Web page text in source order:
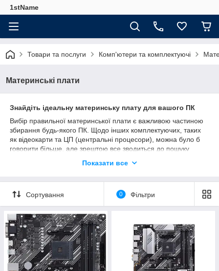
1stName
Товари та послуги Комп'ютери та комплектуючі
Материнські плати
Знайдіть ідеальну материнську плату для вашого ПК
Вибір правильної материнської плати є важливою частиною
збирання будь-якого ПК. Щодо інших комплектуючих, таких
як відеокарти та ЦП (центральні процесори), можна було б
говорити більше, але зрештою все зводиться до пошуку
жодної комплектуючої до ПК, яку не потрібно було б
процесора, який ви можете використовувати. Перегляньте
наш асортимент, щоб відкрити для себе величезну
різноманітність варіантів від провідних брендів, включаючи
материнські плати GIGABYTE, MSI та ASUS. Ви знайдете
повний спектр моделей, що охоплюють всі базові розміри,
сокети та форм-фактори, тому ви обов'язково знайдете ту,
що відповідає вашим потребам.
Показати все
Сортування 0 Фільтри